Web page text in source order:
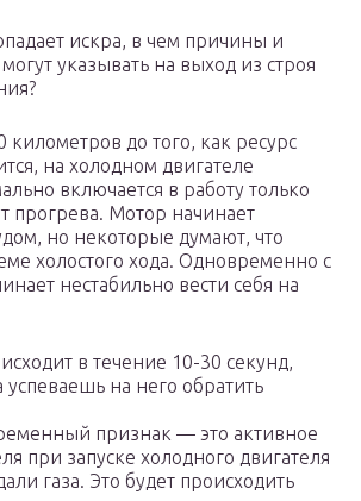
искра, в чем причины и
указывать на выход из строя
до того, как ресурс
на холодном двигателе
включается в работу только
прогрева. Мотор начинает
но некоторые думают, что
холостого хода. Одновременно с
нестабильно вести себя на
в течение 10-30 секунд,
успеваешь на него обратить
признак — это активное
при запуске холодного двигателя
газа. Это будет происходить